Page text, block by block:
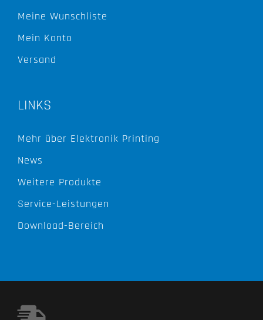
Meine Wunschliste
Mein Konto
Versand
LINKS
Mehr über Elektronik Printing
News
Weitere Produkte
Service-Leistungen
Download-Bereich